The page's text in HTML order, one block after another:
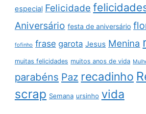
especial Felicidade
Aniversário festa de aniversário
fofinho frase garota Jesus Menina
muitas felicidades muitos anos de vida
parabéns Paz recadinho
scrap Semana ursinho vida